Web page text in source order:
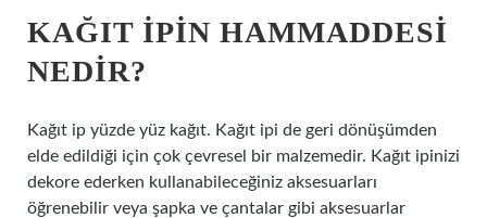
KAĞIT IPIN HAMMADDESI
NEDIR?
Kağıt ip yüzde yüz kağıt. Kağıt ipi de geri dönüşümden
elde edildiği için çok çevresel bir malzemedir. Kağıt ipinizi
dekore ederken kullanabileceğiniz aksesuarları
öğrenebilir veya şapka ve çantalar gibi aksesuarlar